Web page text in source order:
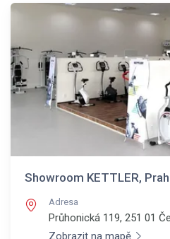
Showroom KETTLER,
Adresa
Průhonická 119, 251 01
Zobrazit na mapě